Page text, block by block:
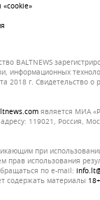
«cookie»
BALTNEWS
информационных
2018 г. Свидетельство
является МИА
119021, Россия,
при
прав использования
по e-mail:
содержать материалы 18+